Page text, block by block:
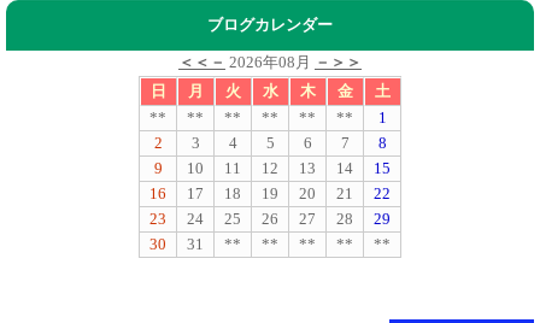
ブログカレンダー
＜＜－ 2026年08月
－＞＞
日
月 火 水 木 金
土
**
** ** ** ** **
1
2
3 4 5 6 7
8
9
10 11 12 13 14
15
16
17 18 19 20 21
22
23
24 25 26 27 28
29
30
31 ** ** ** ** **